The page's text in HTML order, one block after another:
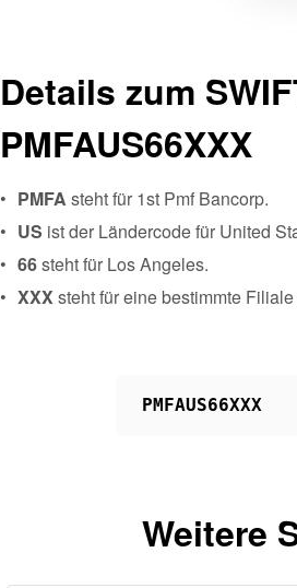
Details zum
PMFAUS66XXX
PMFA steht für 1st Pmf Bancorp.
US ist der Ländercode für United
66steht für Los Angeles.
XXXsteht für eine bestimmte
PMFAUS66XXX
Weitere